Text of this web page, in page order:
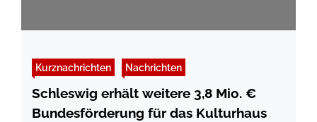
Kurznachrichten Nachrichten
Schleswig erhält weitere 3,8 Mio. €
Bundesförderung für das Kulturhaus